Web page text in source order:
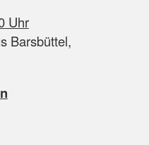
Uhr
Barsbüttel,